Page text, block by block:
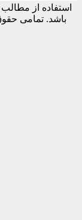
از مطالب درج
تمامی حقوق مادی و